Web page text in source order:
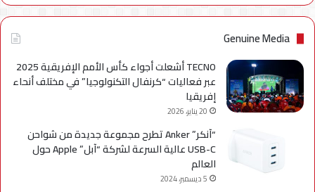
Genuine Media
TECNO أشعلت أجواء كأس الأمم الإفريقية 2025
عبر فعاليات “كرنفال التكنولوجيا” في مختلف أنحاء
إفريقيا
20 يناير، 2026
“آنكر” Anker تطرح مجموعة جديدة من شواحن
USB-C عالية السرعة لشركة “آبل” Apple حول
العالم
5 ديسمبر، 2024